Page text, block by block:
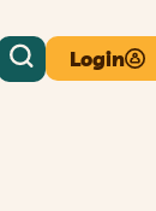
Login